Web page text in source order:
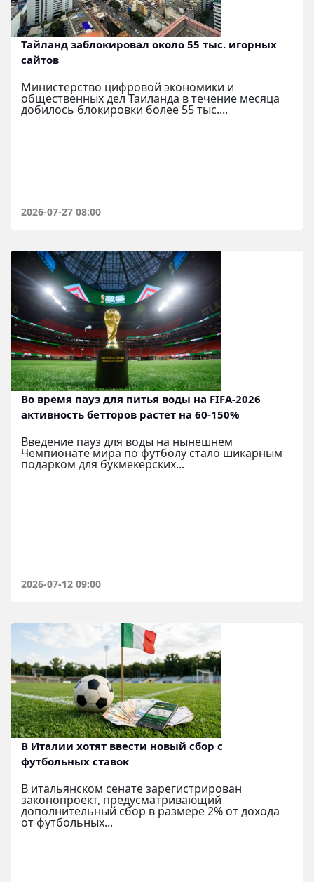
Тайланд заблокировал около 55 тыс. игорных
сайтов
Министерство цифровой экономики и
общественных дел Таиланда в течение месяца
добилось блокировки более 55 тыс....
2026-07-27 08:00
Во время пауз для питья воды на FIFA-2026
активность бетторов растет на 60-150%
Введение пауз для воды на нынешнем
Чемпионате мира по футболу стало шикарным
подарком для букмекерских...
2026-07-12 09:00
В Италии хотят ввести новый сбор с
футбольных ставок
В итальянском сенате зарегистрирован
законопроект, предусматривающий
дополнительный сбор в размере 2% от дохода
от футбольных...